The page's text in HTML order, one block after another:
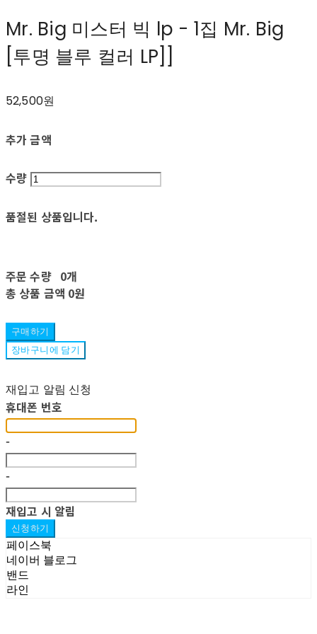
Mr. Big 미스터 빅 lp - 1집 Mr. Big
[투명 블루 컬러 LP]]
52,500원
추가 금액
수량
품절된 상품입니다.
주문 수량 0개
총 상품 금액 0원
구매하기
장바구니에 담기
재입고 알림 신청
휴대폰 번호
-
-
재입고 시 알림
신청하기
페이스북
네이버 블로그
밴드
라인